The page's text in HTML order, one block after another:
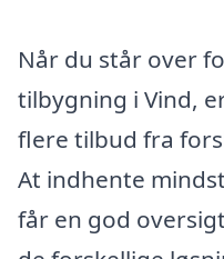
Når du står over
tilbygning i Vind,
flere tilbud fra
At indhente
får en god